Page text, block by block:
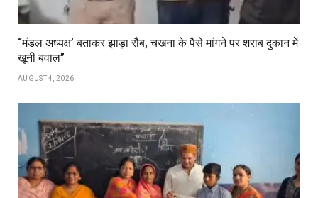
“मंडल अध्यक्ष’ बताकर झाड़ा रौब, चखना के पैसे मांगने पर शराब दुकान में
खूनी बवाल”
AUGUST 4, 2026